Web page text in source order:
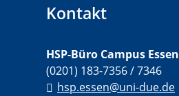
Kontakt
HSP-Büro Campus Essen
(0201) 183-7356 / 7346
hsp.essen@uni-due.de